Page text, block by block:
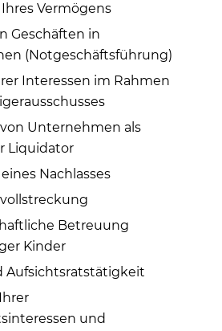
Vermögens
Geschäften in
(Notgeschäftsführung)
Interessen im Rahmen
Unternehmen als
Liquidator
Nachlasses
Betreuung
Kinder
Aufsichtsratstätigkeit
und